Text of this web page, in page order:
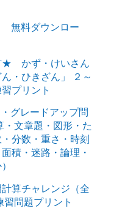
無料ダウンロー
★ かず・けいさん
・ひきざん」 ２～
プリント
グレードアップ問
文章題・図形・た
分数・重さ・時刻
積・迷路・論理・
算チャレンジ（全
問題プリント